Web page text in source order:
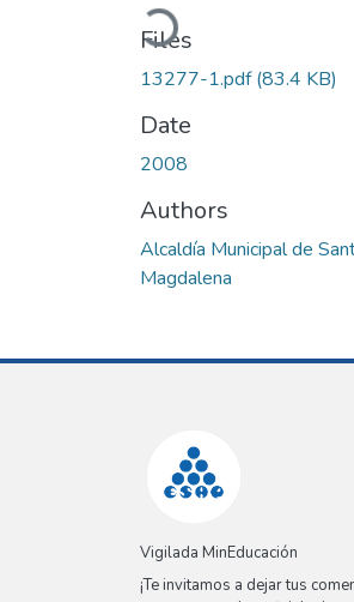
Files
13277-1.pdf(83.4 KB)
Date
2008
Authors
Alcaldía Municipal de
Magdalena
Vigilada MinEducación
¡Te invitamos a dejar tus